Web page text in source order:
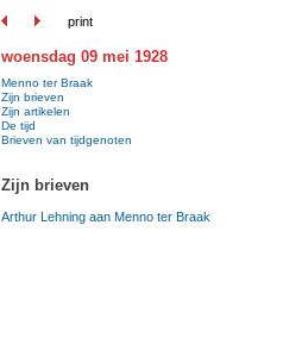
print
woensdag 09 mei 1928
Menno ter Braak
Zijn brieven
Zijn artikelen
De tijd
Brieven van tijdgenoten
Zijn brieven
Arthur Lehning aan Menno ter Braak